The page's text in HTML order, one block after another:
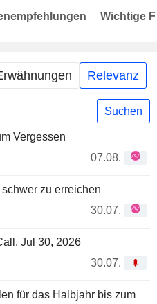
Relevanz
Suchen
Vergessen
07.08.
zu erreichen
30.07.
Jul 30, 2026
30.07.
für das Halbjahr bis zum
Wichtige